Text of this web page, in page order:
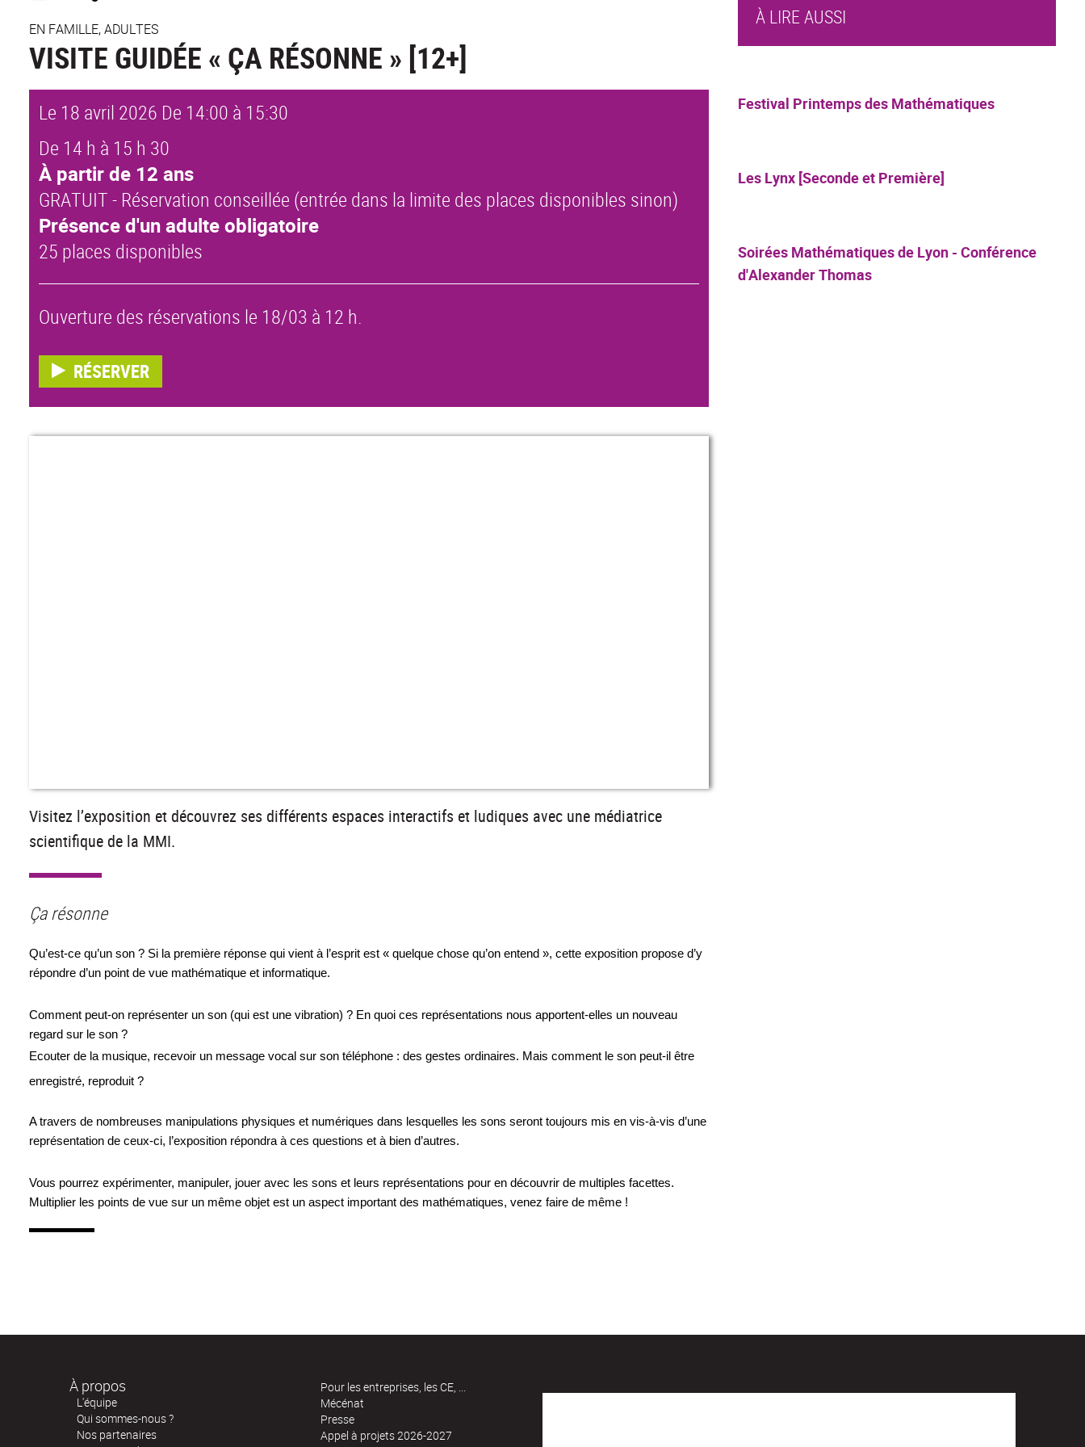
EN FAMILLE, ADULTES
VISITE GUIDÉE « ÇA RÉSONNE » [12+]
Le 18 avril 2026 De 14:00 à 15:30
De 14 h à 15 h 30
À partir de 12 ans
GRATUIT - Réservation conseillée (entrée dans la limite des places disponibles sinon)
Présence d'un adulte obligatoire
25 places disponibles
Ouverture des réservations le 18/03 à 12 h.
RÉSERVER
Visitez l’exposition et découvrez ses différents espaces interactifs et ludiques avec une médiatrice
scientifique de la MMI.
Ça résonne
Qu’est-ce qu’un son ? Si la première réponse qui vient à l’esprit est « quelque chose qu’on entend », cette exposition propose d’y
répondre d’un point de vue mathématique et informatique.
Comment peut-on représenter un son (qui est une vibration) ? En quoi ces représentations nous apportent-elles un nouveau
regard sur le son ?
Ecouter de la musique, recevoir un message vocal sur son téléphone : des gestes ordinaires. Mais comment le son peut-il être
enregistré, reproduit ?
A travers de nombreuses manipulations physiques et numériques dans lesquelles les sons seront toujours mis en vis-à-vis d’une
représentation de ceux-ci, l’exposition répondra à ces questions et à bien d’autres.
Vous pourrez expérimenter, manipuler, jouer avec les sons et leurs représentations pour en découvrir de multiples facettes.
Multiplier les points de vue sur un même objet est un aspect important des mathématiques, venez faire de même !
À LIRE AUSSI
Festival Printemps des Mathématiques
Les Lynx [Seconde et Première]
Soirées Mathématiques de Lyon - Conférence
d'Alexander Thomas
À propos
L'équipe
Qui sommes-nous ?
Nos partenaires
Pour les entreprises, les CE, ...
Mécénat
Presse
Appel à projets 2026-2027